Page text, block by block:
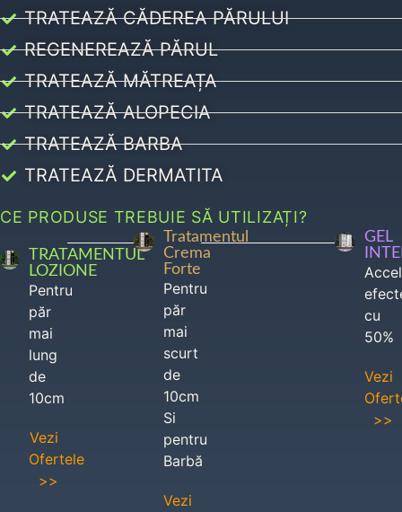
TRATEAZĂ CĂDEREA PĂRULUI
REGENEREAZĂ PĂRUL
TRATEAZĂ MĂTREAȚA
TRATEAZĂ ALOPECIA
TRATEAZĂ BARBA
TRATEAZĂ DERMATITA
CE PRODUSE TREBUIE SĂ UTILIZAȚI?
TRATAMENTUL
LOZIONE
Pentru
păr
mai
lung
de
10cm
Vezi
Ofertele
>>
Tratamentul
Crema
Forte
Pentru
păr
mai
scurt
de
10cm
Si
pentru
Barbă
Vezi
GEL
cu
50%
Vezi
>>